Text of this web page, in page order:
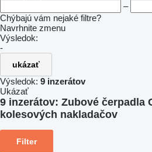
–
Chýbajú vám nejaké filtre?
Navrhnite zmenu
Výsledok:
-
ukázať
Výsledok: 9 inzerátov
Ukázať
9 inzerátov: Zubové čerpadla
kolesových nakladačov
Filter